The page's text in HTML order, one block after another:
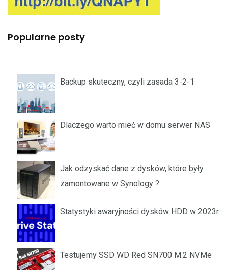
Popularne posty
Backup skuteczny, czyli zasada 3-2-1
Dlaczego warto mieć w domu serwer NAS
Jak odzyskać dane z dysków, które były
zamontowane w Synology ?
Statystyki awaryjności dysków HDD w 2023r.
Testujemy SSD WD Red SN700 M.2 NVMe